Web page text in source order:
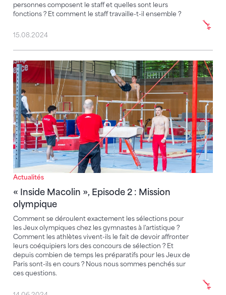
personnes composent le staff et quelles sont leurs
fonctions ? Et comment le staff travaille-t-il ensemble ?
15.08.2024
Actualités
« Inside Macolin », Episode 2 : Mission
olympique
Comment se déroulent exactement les sélections pour
les Jeux olympiques chez les gymnastes à l'artistique ?
Comment les athlètes vivent-ils le fait de devoir affronter
leurs coéquipiers lors des concours de sélection ? Et
depuis combien de temps les préparatifs pour les Jeux de
Paris sont-ils en cours ? Nous nous sommes penchés sur
ces questions.
« Inside Macolin », Episode 2 : Mission olympique